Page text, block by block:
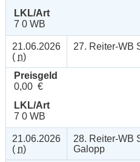
LKL/Art
7 0 WB
21.06.2026
( n)
27. Reiter-WB
Preisgeld
0,00 €
LKL/Art
7 0 WB
21.06.2026
( n)
28. Reiter-WB
Galopp